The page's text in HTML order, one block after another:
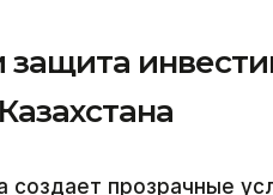
создает прозрачные